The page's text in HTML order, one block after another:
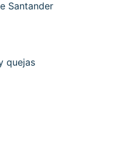
Santander
quejas